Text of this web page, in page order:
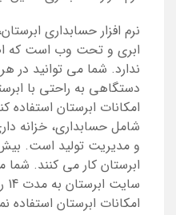
نرم افزار حسابداری
ابری و تحت وب است که
ندارد. شما می توانید در
دستگاهی به راحتی با
امکانات ابرستان
شامل حسابداری، خزانه
ابرستان کار می کنند. شما
امکانات ابرستان استفاده